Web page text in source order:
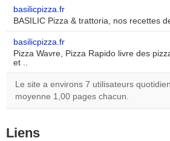
basilicpizza.fr
BASILIC Pizza & trattoria, nos recettes
basilicpizza.fr
Pizza Wavre, Pizza Rapido livre des
et ..
Le site a environs 7 utilisateurs
moyenne 1,00 pages chacun.
Liens